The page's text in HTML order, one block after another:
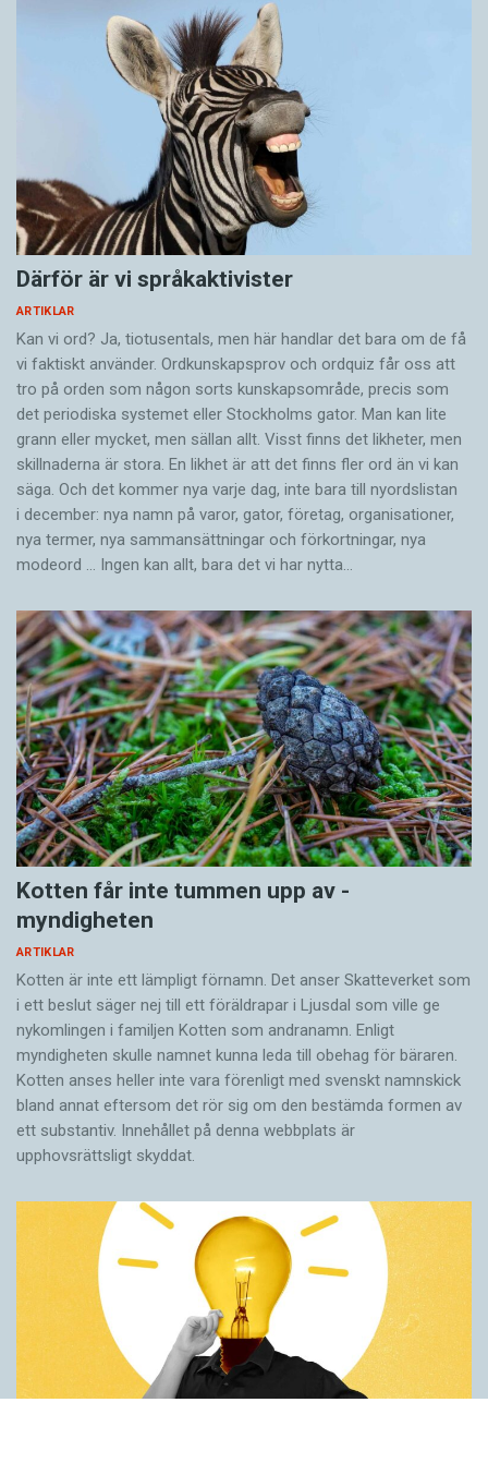
Därför är vi språkaktivister
ARTIKLAR
Kan vi ord? Ja, tiotusentals, men här handlar det bara om de få
vi faktiskt använder. Ordkunskapsprov och ordquiz får oss att
tro på orden som någon sorts kunskapsområde, precis som
det periodiska systemet eller Stockholms gator. Man kan lite
grann eller mycket, men sällan allt. Visst finns det likheter, men
skillnaderna är stora. En likhet är att det finns fler ord än vi kan
säga. Och det kommer nya varje dag, inte bara till nyordslistan
i december: nya namn på varor, gator, företag, organisationer,
nya termer, nya samman­sättningar och förkortningar, nya
modeord … Ingen kan allt, bara det vi har nytta…
Kotten får inte tummen upp av ­
myndigheten
ARTIKLAR
Kotten är inte ett lämpligt förnamn. Det anser Skatte­verket som
i ett beslut säger nej till ett föräldra­par i Ljusdal som ville ge
nykomlingen i familjen Kotten som andranamn. Enligt
myndigheten skulle namnet kunna leda till obehag för bäraren.
Kotten anses heller inte vara förenligt med svenskt namnskick
bland annat eftersom det rör sig om den bestämda formen av
ett substantiv. Innehållet på denna webbplats är
upphovsrättsligt skyddat.